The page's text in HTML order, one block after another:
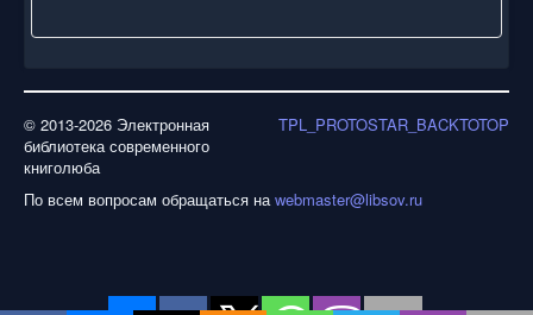
TPL_PROTOSTAR_BACKTOTOP
© 2013-2026 Электронная
библиотека современного
книголюба
По всем вопросам обращаться наwebmaster@libsov.ru